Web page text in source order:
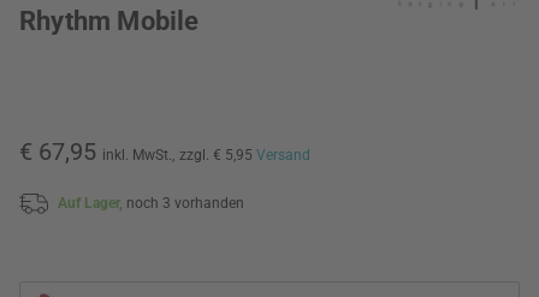
Rhythm Mobile
€ 67,95 inkl. MwSt., zzgl. € 5,95 Versand
Auf Lager, noch 3 vorhanden